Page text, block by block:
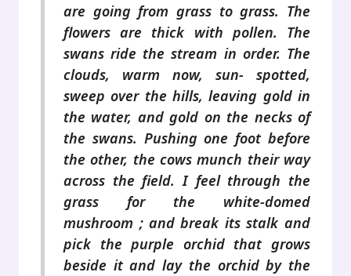
are going from grass to grass. The
flowers are thick with pollen. The
swans ride the stream in order. The
clouds, warm now, sun- spotted,
sweep over the hills, leaving gold in
the water, and gold on the necks of
the swans. Pushing one foot before
the other, the cows munch their way
across the field. I feel through the
grass for the white-domed
mushroom ; and break its stalk and
pick the purple orchid that grows
beside it and lay the orchid by the